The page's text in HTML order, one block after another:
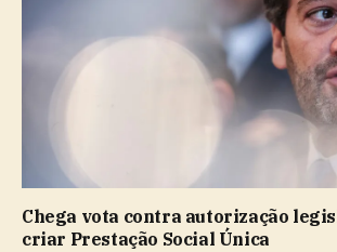
Chega vota contra autorização
criar Prestação Social Única